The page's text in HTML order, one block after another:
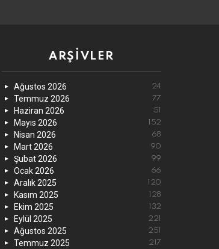
ARŞIVLER
Ağustos 2026 24
Temmuz 2026 77
Haziran 2026 51
Mayıs 2026 152
Nisan 2026 68
Mart 2026 90
Şubat 2026 99
Ocak 2026 66
Aralık 2025 120
Kasım 2025 128
Ekim 2025 132
Eylül 2025 221
Ağustos 2025 251
Temmuz 2025 217